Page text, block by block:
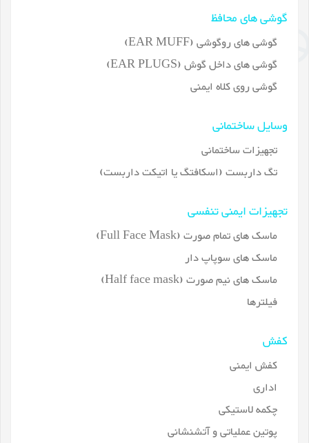
گوشی های محافظ
گوشی های روگوشی (EAR MUFF)
گوشی های داخل گوش (EAR PLUGS)
گوشی روی کلاه ایمنی
وسایل ساختمانی
تجهیزات ساختمانی
تگ داربست (اسکافتگ یا اتیکت داربست)
تجهیزات ایمنی تنفسی
ماسک های تمام صورت (Full Face Mask)
ماسک های سوپاپ دار
ماسک های نیم صورت (Half face mask)
فیلترها
کفش
کفش ایمنی
اداری
چکمه لاستیکی
پوتین عملیاتی و آتشنشانی